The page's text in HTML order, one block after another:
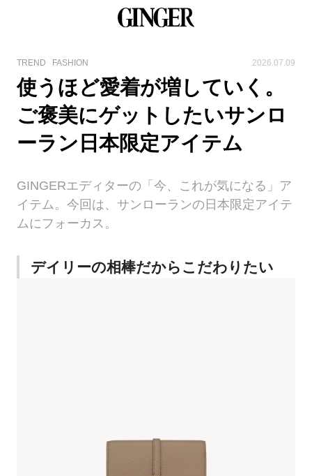
TREND FASHION 2026.07.09
使うほど愛着が増していく。
ご褒美にゲットしたいサンロ
ーラン日本限定アイテム
GINGERエディターの「今、これが気になる」ア
イテム。今回は、サンローランの日本限定アイテ
ムにフォーカス。
デイリーの相棒だからこだわりたい